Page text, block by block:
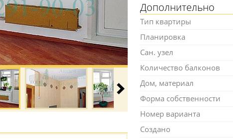
Дополнительно
Тип квартиры
Планировка
Сан. узел
Количество балконов
Дом, материал
Форма собственности
Номер варианта
Создано